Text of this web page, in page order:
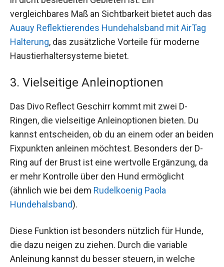
vergleichbares Maß an Sichtbarkeit bietet auch das
Auauy Reflektierendes Hundehalsband mit AirTag
Halterung, das zusätzliche Vorteile für moderne
Haustierhaltersysteme bietet.
3. Vielseitige Anleinoptionen
Das Divo Reflect Geschirr kommt mit zwei D-
Ringen, die vielseitige Anleinoptionen bieten. Du
kannst entscheiden, ob du an einem oder an beiden
Fixpunkten anleinen möchtest. Besonders der D-
Ring auf der Brust ist eine wertvolle Ergänzung, da
er mehr Kontrolle über den Hund ermöglicht
(ähnlich wie bei dem Rudelkoenig Paola
Hundehalsband).
Diese Funktion ist besonders nützlich für Hunde,
die dazu neigen zu ziehen. Durch die variable
Anleinung kannst du besser steuern, in welche